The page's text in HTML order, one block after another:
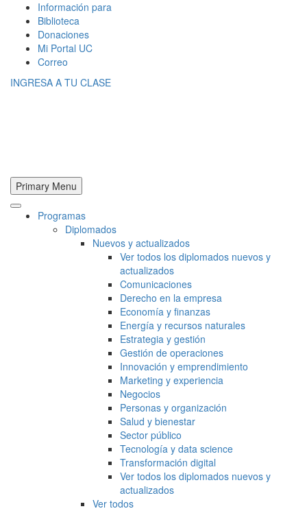
Información para
Biblioteca
Donaciones
Mi Portal UC
Correo
INGRESA A TU CLASE
Primary Menu
Programas
Diplomados
Nuevos y actualizados
Ver todos los diplomados nuevos y
actualizados
Comunicaciones
Derecho en la empresa
Economía y finanzas
Energía y recursos naturales
Estrategia y gestión
Gestión de operaciones
Innovación y emprendimiento
Marketing y experiencia
Negocios
Personas y organización
Salud y bienestar
Sector público
Tecnología y data science
Transformación digital
Ver todos los diplomados nuevos y
actualizados
Ver todos